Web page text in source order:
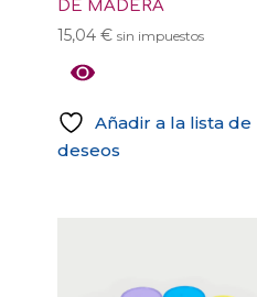
DE MADERA
15,04 € sin impuestos
Añadir a la lista de
deseos